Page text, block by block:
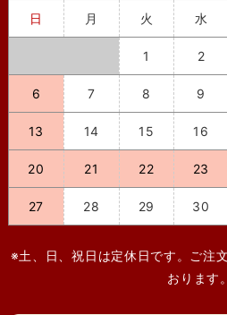
日
月 火 水
1 2
6 7 8 9
13 14 15 16
20 21 22 23
27 28 29 30
※土、日、祝日は定休日です。ご注
おります。